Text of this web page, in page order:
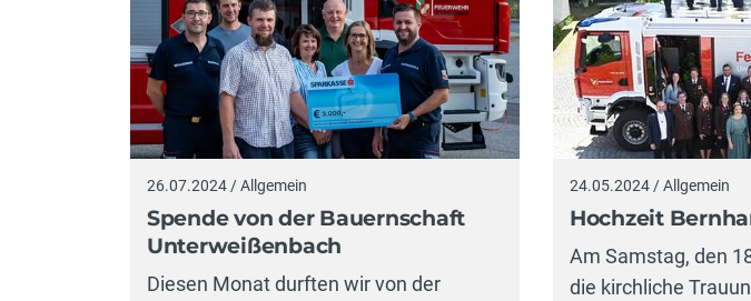
26.07.2024 / Allgemein
Spende von der Bauernschaft
Unterweißenbach
Diesen Monat durften wir von der
24.05.2024 / Allgemein
Hochzeit
Am Samstag, den
die kirchliche